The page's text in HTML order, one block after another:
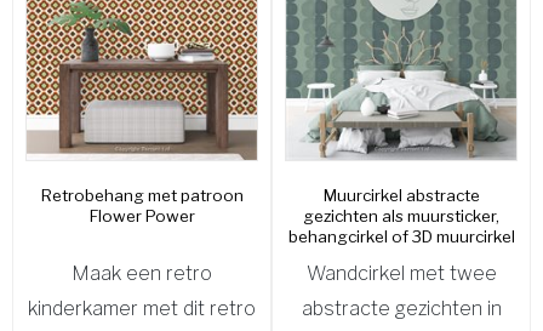
Retrobehang met patroon
Flower Power
Maak een retro
kinderkamer met dit retro
Muurcirkel abstracte
gezichten als muursticker,
behangcirkel of 3D muurcirkel
Wandcirkel met twee
abstracte gezichten in